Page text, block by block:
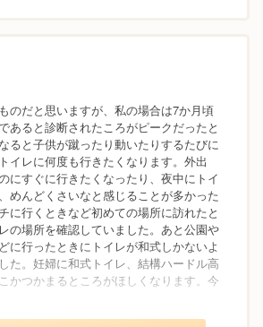
のだと思いますが、私の場合は7か月頃
あると診断されたころがピークだったと
ると子供が蹴ったり動いたりするたびに
イレに何度も行きたくなります。外出
にすぐに行きたくなったり、夜中にトイ
めんどくさいなと感じることが多かった
に行くときなど初めての場所に訪れたと
の場所を確認していました。あと公園や
に行ったときにトイレが和式しかないよ
た。妊婦に和式トイレ、結構ハードル高
かつかまるところがほしくなります。今